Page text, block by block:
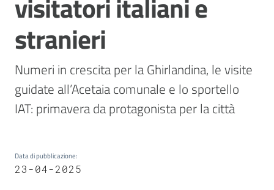
Servizi
Vivere
visitatori italiani e
stranieri
Numeri in crescita per la Ghirlandina, le visite
guidate all’Acetaia comunale e lo sportello
IAT: primavera da protagonista per la città
Data di pubblicazione:
23-04-2025